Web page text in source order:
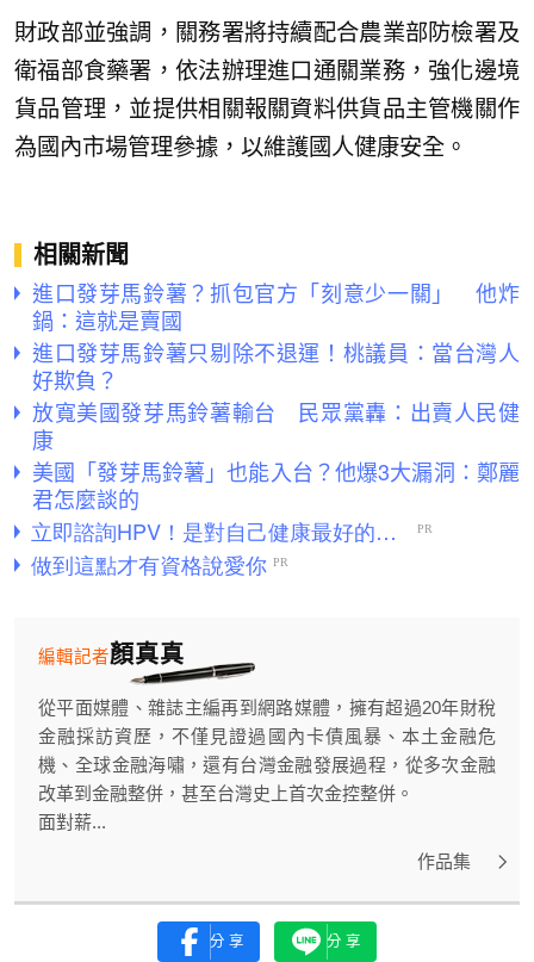
財政部並強調，關務署將持續配合農業部防檢署及
衛福部食藥署，依法辦理進口通關業務，強化邊境
貨品管理，並提供相關報關資料供貨品主管機關作
為國內市場管理參據，以維護國人健康安全。
相關新聞
進口發芽馬鈴薯？抓包官方「刻意少一關」 他炸
鍋：這就是賣國
進口發芽馬鈴薯只剔除不退運！桃議員：當台灣人
好欺負？
放寬美國發芽馬鈴薯輸台 民眾黨轟：出賣人民健
康
美國「發芽馬鈴薯」也能入台？他爆3大漏洞：鄭麗
君怎麼談的
顏真真
編輯記者
從平面媒體、雜誌主編再到網路媒體，擁有超過20年財稅
金融採訪資歷，不僅見證過國內卡債風暴、本土金融危
機、全球金融海嘯，還有台灣金融發展過程，從多次金融
改革到金融整併，甚至台灣史上首次金控整併。
面對薪...
作品集
分享 分享